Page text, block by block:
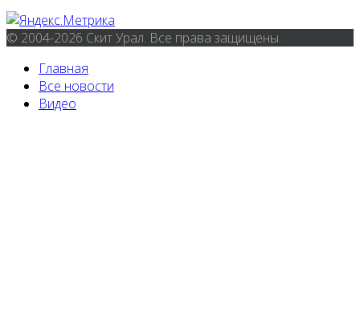
© 2004-2026 Скит Урал. Все права защищены.
Главная
Все новости
Видео